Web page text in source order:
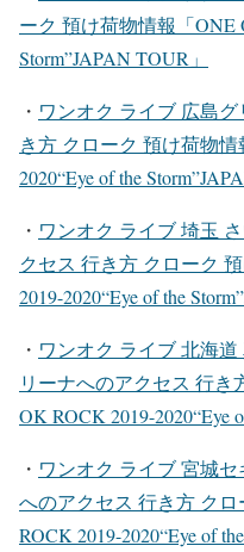
ーク 預け荷物情報「ONE
Storm”JAPAN TOUR」
・ ワンオク ライブ 広島
き方 クローク 預け荷物
2020“Eye of the
・ ワンオク ライブ 埼玉
クセス 行き方 クローク
2019-2020“Eye of the
・ ワンオク ライブ 北海
リーナへのアクセス 行き
OK ROCK 2019-2020“Eye
・ ワンオク ライブ 宮城
へのアクセス 行き方 ク
ROCK 2019-2020“Eye of